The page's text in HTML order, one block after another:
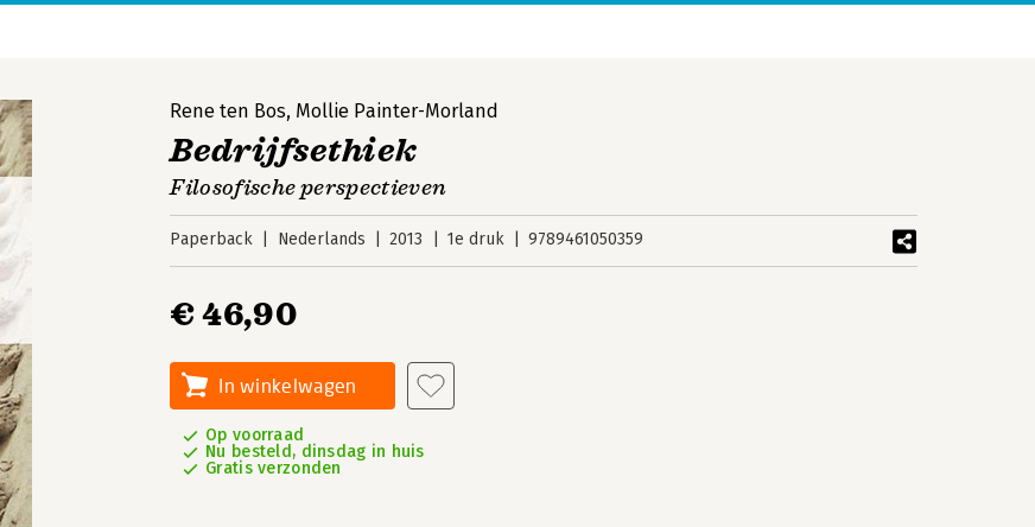
Rene ten Bos, Mollie Painter-Morland
Bedrijfsethiek
Filosofische perspectieven
Paperback Nederlands 2013 1e druk 9789461050359
€ 46,90
In winkelwagen
Op voorraad
Nu besteld, dinsdag in huis
Gratis verzonden
Personen